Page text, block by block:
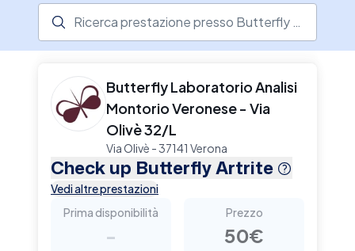
Butterfly Laboratorio Analisi
Montorio Veronese - Via
Olivè 32/L
Via Olivè - 37141 Verona
Check up Butterfly Artrite
Vedi altre prestazioni
Prima disponibilità
-
Prezzo
50€